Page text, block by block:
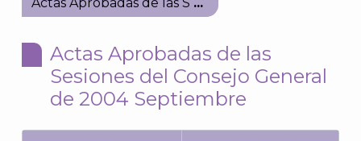
Actas Aprobadas de las
Sesiones del Consejo General
de 2004 Septiembre